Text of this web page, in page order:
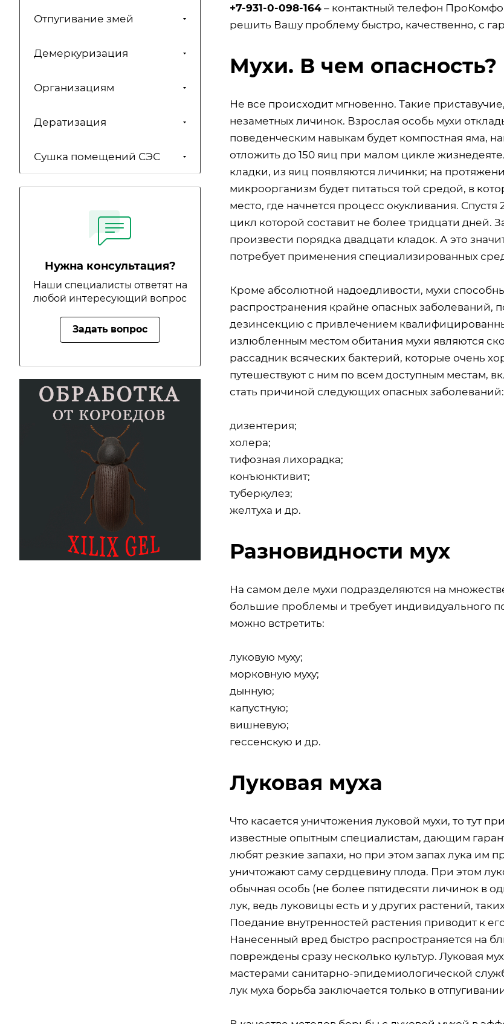
+7-931-0-098-164 – контактный телефон
решить Вашу проблему быстро, качественно, с
Мухи. В чем опасность?
Не все происходит мгновенно. Такие
незаметных личинок. Взрослая особь мухи
поведенческим навыкам будет компостная яма,
отложить до 150 яиц при малом цикле
кладки, из яиц появляются личинки; на
микроорганизм будет питаться той средой, в
место, где начнется процесс окукливания.
цикл которой составит не более тридцати
произвести порядка двадцати кладок. А это
потребует применения специализированных
Кроме абсолютной надоедливости, мухи
распространения крайне опасных заболеваний,
дезинсекцию с привлечением
излюбленным местом обитания мухи являются
рассадник всяческих бактерий, которые очень
путешествуют с ним по всем доступным местам,
стать причиной следующих опасных заболеваний:
дизентерия;
холера;
тифозная лихорадка;
конъюнктивит;
туберкулез;
желтуха и др.
Разновидности мух
На самом деле мухи подразделяются на
большие проблемы и требует индивидуального
можно встретить:
луковую муху;
морковную муху;
дынную;
капустную;
вишневую;
гессенскую и др.
Луковая муха
Что касается уничтожения луковой мухи, то тут
известные опытным специалистам, дающим
любят резкие запахи, но при этом запах лука им
уничтожают саму сердцевину плода. При этом
обычная особь (не более пятидесяти личинок в
лук, ведь луковицы есть и у других растений,
Поедание внутренностей растения приводит к
Нанесенный вред быстро распространяется на
повреждены сразу несколько культур. Луковая
мастерами санитарно-эпидемиологической
лук муха борьба заключается только в
Отпугивание змей
Демеркуризация
Организациям
Дератизация
Сушка помещений СЭС
Нужна консультация?
Наши специалисты ответят на
любой интересующий вопрос
Задать вопрос